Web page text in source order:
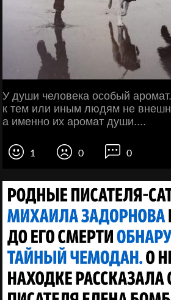
У души человека особый
к тем или иным людям не
а именно их аромат души....
1 0 0